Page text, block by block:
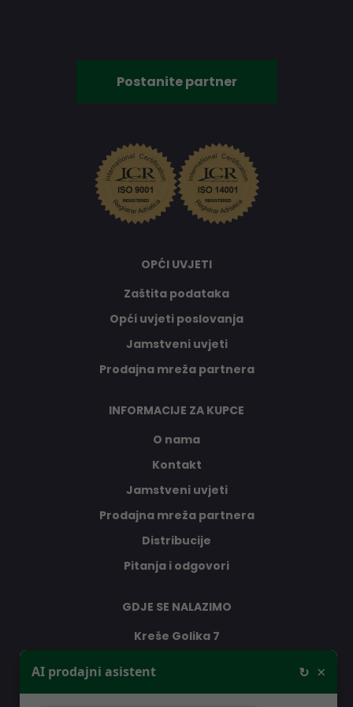
Postanite partner
OPĆI UVJETI
Zaštita podataka
Opći uvjeti poslovanja
Jamstveni uvjeti
Prodajna mreža partnera
INFORMACIJE ZA KUPCE
O nama
Kontakt
Jamstveni uvjeti
Prodajna mreža partnera
Distribucije
Pitanja i odgovori
GDJE SE NALAZIMO
Kreše Golika 7
AI prodajni asistent ↻ ×